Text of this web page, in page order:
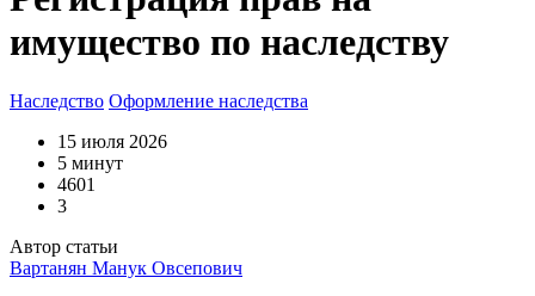
имущество по наследству
Наследство Оформление наследства
15 июля 2026
5 минут
4601
3
Автор статьи
Вартанян Манук Овсепович